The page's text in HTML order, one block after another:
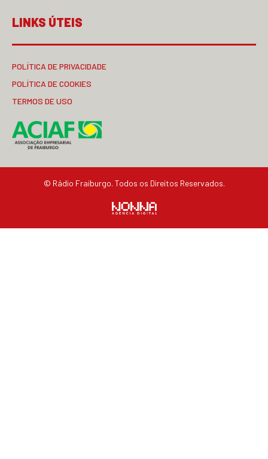
LINKS ÚTEIS
POLÍTICA DE PRIVACIDADE
POLÍTICA DE COOKIES
TERMOS DE USO
© Rádio Fraiburgo. Todos os Direitos Reservados.